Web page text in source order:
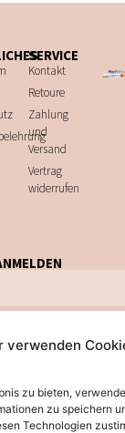
verwenden
zu bieten,
zu speichern
Technologien
SERVICE
Kontakt
Retoure
Zahlung
und
Versand
Vertrag
widerrufen
werden. Diese